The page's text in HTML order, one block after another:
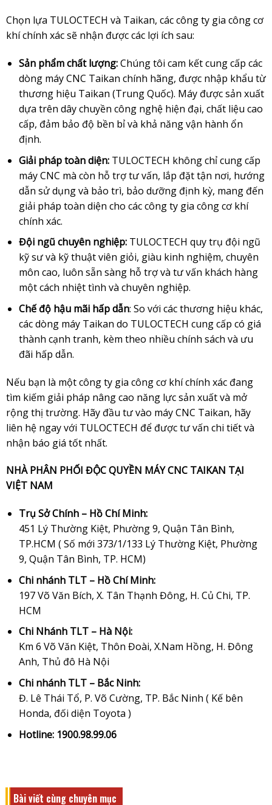
Chọn lựa TULOCTECH và Taikan, các công ty gia công cơ
khí chính xác sẽ nhận được các lợi ích sau:
Sản phẩm chất lượng:Chúng tôi cam kết cung cấp các
dòng máy CNC Taikan chính hãng, được nhập khẩu từ
thương hiệu Taikan (Trung Quốc). Máy được sản xuất
dựa trên dây chuyền công nghệ hiện đại, chất liệu cao
cấp, đảm bảo độ bền bỉ và khả năng vận hành ổn
định.
Giải pháp toàn diện:TULOCTECH không chỉ cung cấp
máy CNC mà còn hỗ trợ tư vấn, lắp đặt tận nơi, hướng
dẫn sử dụng và bảo trì, bảo dưỡng định kỳ, mang đến
giải pháp toàn diện cho các công ty gia công cơ khí
chính xác.
Đội ngũ chuyên nghiệp:TULOCTECH quy trụ đội ngũ
kỹ sư và kỹ thuật viên giỏi, giàu kinh nghiệm, chuyên
môn cao, luôn sẵn sàng hỗ trợ và tư vấn khách hàng
một cách nhiệt tình và chuyên nghiệp.
Chế độ hậu mãi hấp dẫn: So với các thương hiệu khác,
các dòng máy Taikan do TULOCTECH cung cấp có giá
thành cạnh tranh, kèm theo nhiều chính sách và ưu
đãi hấp dẫn.
Nếu bạn là một công ty gia công cơ khí chính xác đang
tìm kiếm giải pháp nâng cao năng lực sản xuất và mở
rộng thị trường. Hãy đầu tư vào máy CNC Taikan, hãy
liên hệ ngay với TULOCTECH để được tư vấn chi tiết và
nhận báo giá tốt nhất.
NHÀ PHÂN PHỐI ĐỘC QUYỀN MÁY CNC TAIKAN TẠI
VIỆT NAM
Trụ Sở Chính – Hồ Chí Minh:
451 Lý Thường Kiệt, Phường 9, Quận Tân Bình,
TP.HCM ( Số mới 373/1/133 Lý Thường Kiệt, Phường
9, Quận Tân Bình, TP. HCM)
Chi nhánh TLT – Hồ Chí Minh:
197 Võ Văn Bích, X. Tân Thạnh Đông, H. Củ Chi, TP.
HCM
Chi Nhánh TLT – Hà Nội:
Km 6 Võ Văn Kiệt, Thôn Đoài, X.Nam Hồng, H. Đông
Anh, Thủ đô Hà Nội
Chi nhánh TLT – Bắc Ninh:
Đ. Lê Thái Tổ, P. Võ Cường, TP. Bắc Ninh ( Kế bên
Honda, đối diện Toyota )
Hotline: 1900.98.99.06
Bài viết cùng chuyên mục